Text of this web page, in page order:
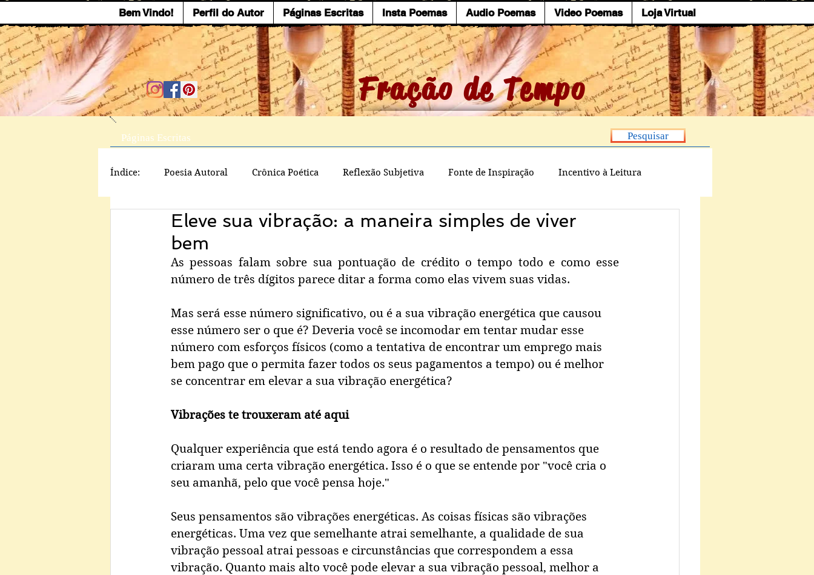
Fração de Tempo
Pesquisar
Páginas Escritas
Índice: Poesia Autoral Crônica Poética Reflexão Subjetiva Fonte de Inspiração Incentivo à Leitura
Eleve sua vibração: a maneira simples de viver
bem
As pessoas falam sobre sua pontuação de crédito o tempo todo e como esse
número de três dígitos parece ditar a forma como elas vivem suas vidas.
Mas será esse número significativo, ou é a sua vibração energética que causou
esse número ser o que é? Deveria você se incomodar em tentar mudar esse
número com esforços físicos (como a tentativa de encontrar um emprego mais
bem pago que o permita fazer todos os seus pagamentos a tempo) ou é melhor
se concentrar em elevar a sua vibração energética?
Vibrações te trouxeram até aqui
Qualquer experiência que está tendo agora é o resultado de pensamentos que
criaram uma certa vibração energética. Isso é o que se entende por "você cria o
seu amanhã, pelo que você pensa hoje."
Seus pensamentos são vibrações energéticas. As coisas físicas são vibrações
energéticas. Uma vez que semelhante atrai semelhante, a qualidade de sua
vibração pessoal atrai pessoas e circunstâncias que correspondem a essa
vibração. Quanto mais alto você pode elevar a sua vibração pessoal, melhor a
Bem Vindo! Perfil do Autor Páginas Escritas Insta Poemas Audio Poemas Video Poemas Loja Virtual